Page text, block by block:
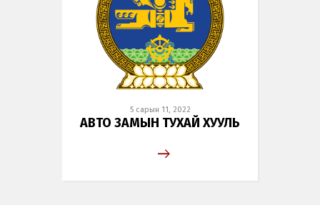
5 сарын 11, 2022
АВТО ЗАМЫН ТУХАЙ ХУУЛЬ